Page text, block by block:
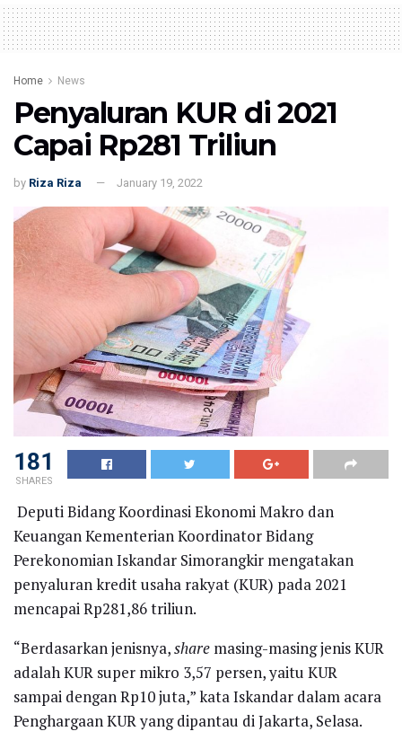
Home News
Penyaluran KUR di 2021
Capai Rp281 Triliun
by Riza Riza January 19, 2022
181
SHARES
Deputi Bidang Koordinasi Ekonomi Makro dan
Keuangan Kementerian Koordinator Bidang
Perekonomian Iskandar Simorangkir mengatakan
penyaluran kredit usaha rakyat (KUR) pada 2021
mencapai Rp281,86 triliun.
“Berdasarkan jenisnya,share masing-masing jenis KUR
adalah KUR super mikro 3,57 persen, yaitu KUR
sampai dengan Rp10 juta,” kata Iskandar dalam acara
Penghargaan KUR yang dipantau di Jakarta, Selasa.